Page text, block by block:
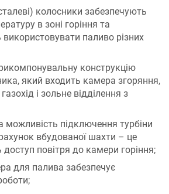
колосники забезпечують
в зоні горіння та
паливо різних
конструкцію
який входить камера згоряння,
і зольне відділення з
можливість підключення турбіни
вбудованої шахти – це
доступ повітря до камери горіння;
для палива забезпечує